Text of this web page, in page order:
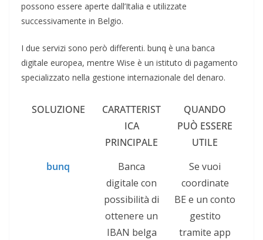
possono essere aperte dall’Italia e utilizzate
successivamente in Belgio.
I due servizi sono però differenti. bunq è una banca
digitale europea, mentre Wise è un istituto di pagamento
specializzato nella gestione internazionale del denaro.
SOLUZIONE
CARATTERIST
ICA
PRINCIPALE
QUANDO
PUÒ ESSERE
UTILE
bunq
Banca
digitale con
possibilità di
ottenere un
IBAN belga
Se vuoi
coordinate
BE e un conto
gestito
tramite app